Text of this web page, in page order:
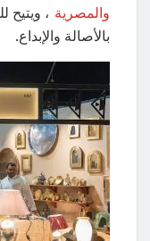
والمصرية ،
بالأصالة والإبداع.